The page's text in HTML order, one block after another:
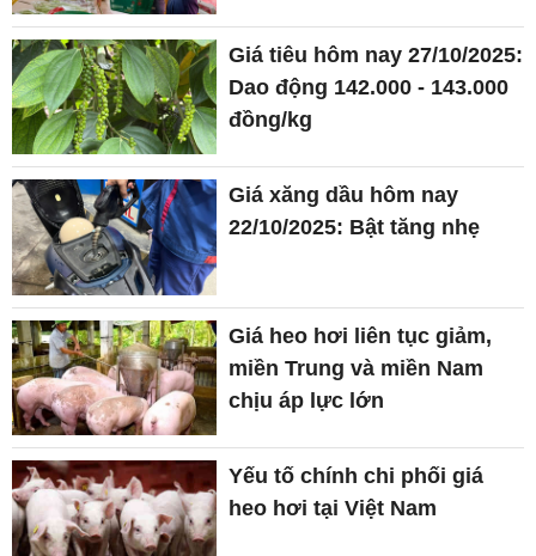
Giá tiêu hôm nay 27/10/2025:
Dao động 142.000 - 143.000
đồng/kg
Giá xăng dầu hôm nay
22/10/2025: Bật tăng nhẹ
Giá heo hơi liên tục giảm,
miền Trung và miền Nam
chịu áp lực lớn
Yếu tố chính chi phối giá
heo hơi tại Việt Nam